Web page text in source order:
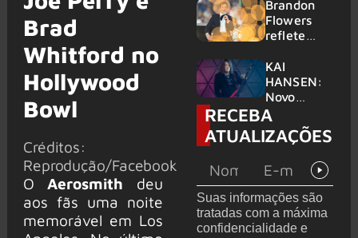
Brad
Whitford no
Hollywood
Bowl
Créditos:
Reprodução/Facebook
OAerosmith deu
aos fãs uma noite
memorável em Los
am Ring
2026
membros
do GHOST
e KORN
Brandon
Flowers
reflete
futuro e
levanta
possibilida
de de
deixar os
palcos
KAI
HANSEN:
Novo
single
‘Welcome
To Life’ é
RECEBA
ATUALIZAÇÕES
Suas informações são
tratadas com a máxima
confidencialidade e